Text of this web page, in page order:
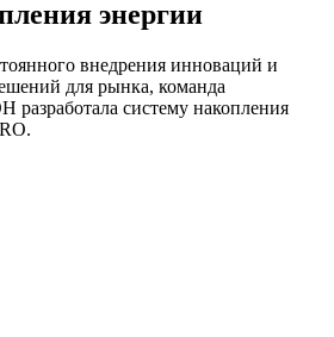
энергии
внедрения инноваций и
для рынка, команда
систему накопления